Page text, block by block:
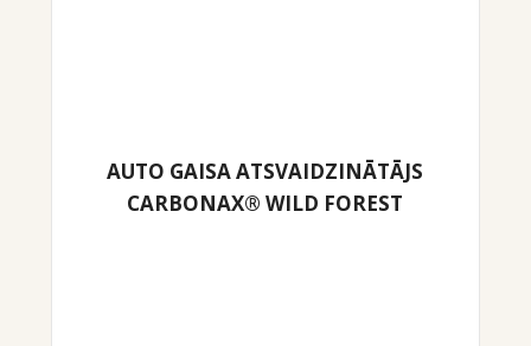
AUTO GAISA ATSVAIDZINĀTĀJS
CARBONAX® WILD FOREST